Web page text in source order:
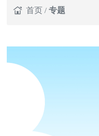
首页 / 专题